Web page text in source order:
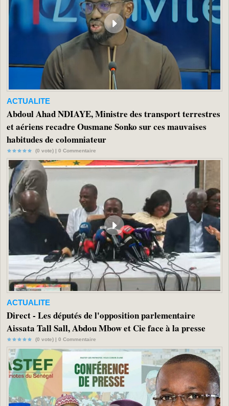
ACTUALITE
Abdoul Ahad NDIAYE, Ministre des transport terrestres
et aériens recadre Ousmane Sonko sur ces mauvaises
habitudes de colomniateur
(0 vote) | 0 Commentaire
ACTUALITE
Direct - Les députés de l'opposition parlementaire
Aissata Tall Sall, Abdou Mbow et Cie face à la presse
(0 vote) | 0 Commentaire